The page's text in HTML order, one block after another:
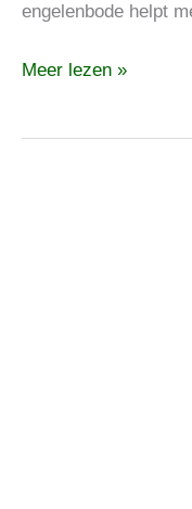
engelenbode helpt
we
ook
volgens
Meer lezen »